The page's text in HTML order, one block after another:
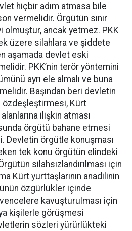
hiçbir adım atmasa bile
vermelidir. Örgütün sınır
olmuştur, ancak yetmez. PKK
üzere silahlara ve şiddete
aşamada devlet eski
PKK’nin terör yöntemini
ayrı ele almalı ve buna
Başından beri devletin
özdeşleştirmesi, Kürt
ilişkin atması
örgütü bahane etmesi
Devletin örgütle konuşması
tek konu örgütün elindeki
silahsızlandırılması için
Kürt yurttaşlarının anadilinin
özgürlükler içinde
kavuşturulması için
kişilerle görüşmesi
sözleri yürürlükteki